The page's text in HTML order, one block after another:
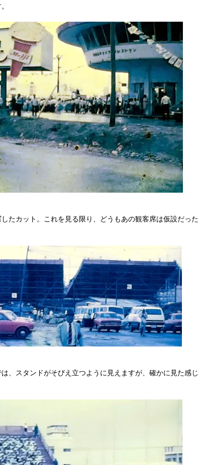
たカット。これを見る限り、どうもあの観客席は仮設だった
、スタンドがそびえ立つように見えますが、確かに見た感じ